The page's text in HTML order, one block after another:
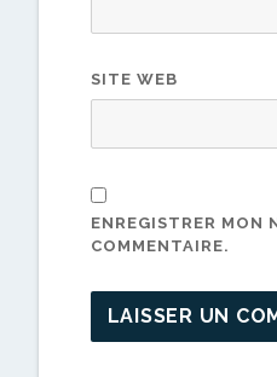
SITE WEB
ENREGISTRER MON
COMMENTAIRE.